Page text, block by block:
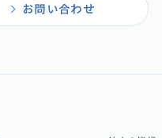
お問い合わせ